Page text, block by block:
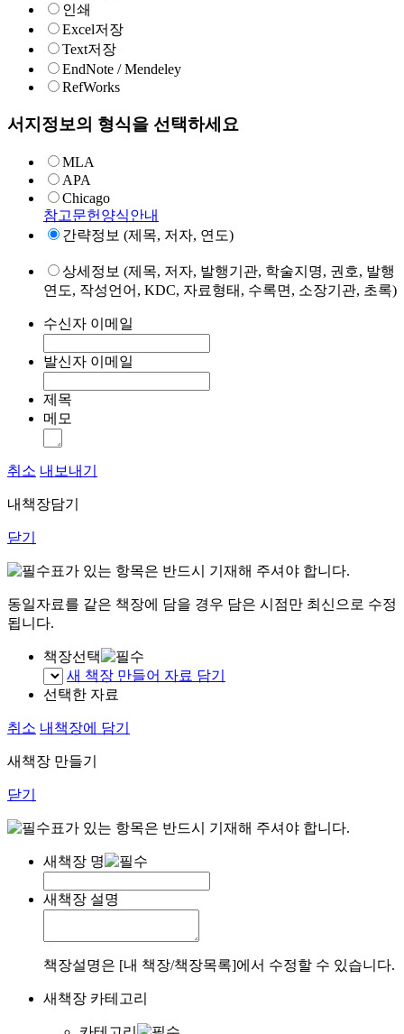
인쇄
Excel저장
Text저장
EndNote / Mendeley
RefWorks
서지정보의 형식을 선택하세요
MLA
APA
Chicago
참고문헌양식안내
간략정보 (제목, 저자, 연도)
상세정보 (제목, 저자, 발행기관, 학술지명, 권호, 발행
연도, 작성언어, KDC, 자료형태, 수록면, 소장기관, 초록)
수신자 이메일
발신자 이메일
제목
메모
취소 내보내기
내책장담기
닫기
표가 있는 항목은 반드시 기재해 주셔야 합니다.
동일자료를 같은 책장에 담을 경우 담은 시점만 최신으로 수정
됩니다.
책장선택
새 책장 만들어 자료 담기
선택한 자료
취소 내책장에 담기
새책장 만들기
닫기
표가 있는 항목은 반드시 기재해 주셔야 합니다.
새책장 명
새책장 설명
책장설명은 [내 책장/책장목록]에서 수정할 수 있습니다.
새책장 카테고리